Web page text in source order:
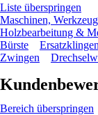
Liste überspringen
Maschinen,
Holzbearbeitung &
Bürste
Ersatzklingen
Zwingen
Bereich überspringen